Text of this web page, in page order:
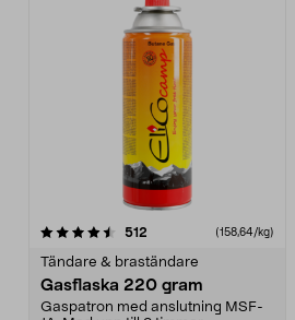
512 recensioner(158,64/kg)
Tändare & braständare
Gasflaska 220 gram
Gaspatron med anslutning MSF-
4.0 av 5 stjärnor